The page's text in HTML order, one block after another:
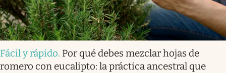
Fácil y rápido. Por qué debes mezclar hojas de
romero con eucalipto: la práctica ancestral que